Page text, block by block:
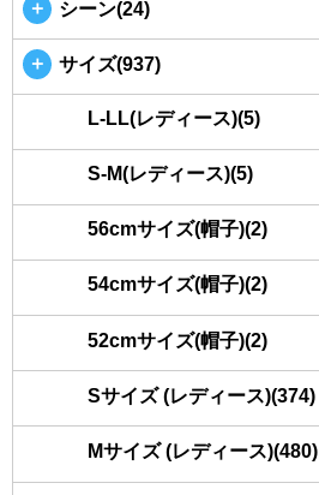
＋ シーン(24)
＋ サイズ(937)
L-LL(レディース)(5)
S-M(レディース)(5)
56cmサイズ(帽子)(2)
54cmサイズ(帽子)(2)
52cmサイズ(帽子)(2)
Sサイズ (レディース)(374)
Mサイズ (レディース)(480)